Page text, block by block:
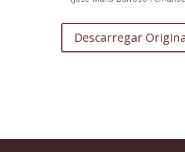
Descarregar